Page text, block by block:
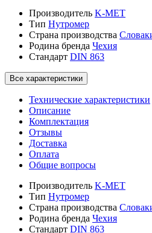
Производитель K-MET
Тип Нутромер
Страна производства
Родина бренда Чехия
Стандарт DIN 863
Все характеристики
Технические характеристики
Описание
Комплектация
Отзывы
Доставка
Оплата
Общие вопросы
Производитель K-MET
Тип Нутромер
Страна производства
Родина бренда Чехия
Стандарт DIN 863